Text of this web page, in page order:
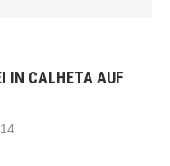
IN CALHETA AUF